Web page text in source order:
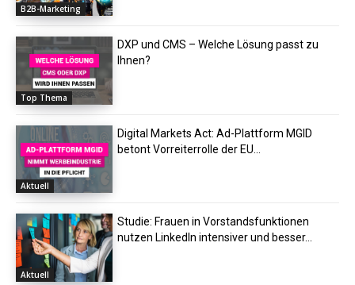
B2B-Marketing
Top Thema
DXP und CMS – Welche Lösung passt zu
Ihnen?
Aktuell
Digital Markets Act: Ad-Plattform MGID
betont Vorreiterrolle der EU...
Aktuell
Studie: Frauen in Vorstandsfunktionen
nutzen LinkedIn intensiver und besser...